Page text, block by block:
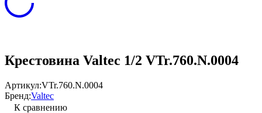
Крестовина Valtec 1/2 VTr.760.N.0004
Артикул:VTr.760.N.0004
Бренд:Valtec
К сравнению